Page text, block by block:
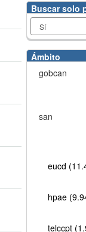
Buscar solo
Ámbito
gobcan
san
eucd
hpae
telccpt